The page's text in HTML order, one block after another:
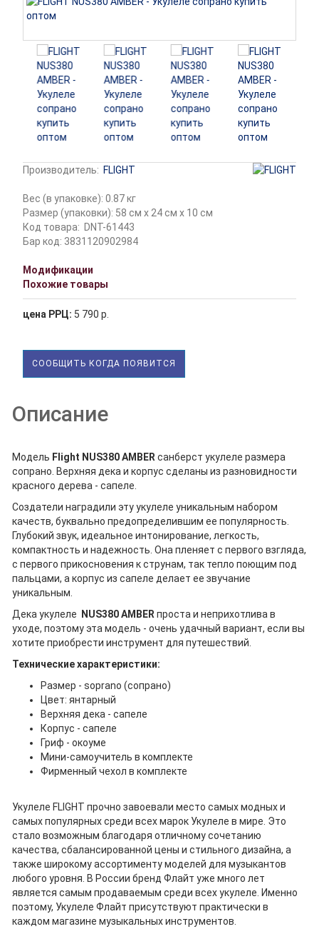
Производитель: FLIGHT
Вес (в упаковке): 0.87 кг
Размер (упаковки): 58 см x 24 см x 10 см
Код товара: DNT-61443
Бар код: 3831120902984
Модификации
Похожие товары
цена РРЦ: 5 790 р.
СООБЩИТЬ КОГДА ПОЯВИТСЯ
Описание
Модель Flight NUS380 AMBERсанберст укулеле размера
сопрано. Верхняя дека и корпус сделаны из разновидности
красного дерева - сапеле.
Создатели наградили эту укулеле уникальным набором
качеств, буквально предопределившим ее популярность.
Глубокий звук, идеальное интонирование, легкость,
компактность и надежность. Она пленяет с первого взгляда,
с первого прикосновения к струнам, так тепло поющим под
пальцами, а корпус из сапеле делает ее звучание
уникальным.
Дека укулеле
NUS380 AMBERпроста и неприхотлива в
уходе, поэтому эта модель - очень удачный вариант, если вы
хотите приобрести инструмент для путешествий.
Технические характеристики:
Размер - soprano (сопрано)
Цвет: янтарный
Верхняя дека - сапеле
Корпус - сапеле
Гриф - окоуме
Мини-самоучитель в комплекте
Фирменный чехол в комплекте
Укулеле FLIGHT прочно завоевали место самых модных и
самых популярных среди всех марок Укулеле в мире. Это
стало возможным благодаря отличному сочетанию
качества, сбалансированной цены и стильного дизайна, а
также широкому ассортименту моделей для музыкантов
любого уровня. В России бренд Флайт уже много лет
является самым продаваемым среди всех укулеле. Именно
поэтому, Укулеле Флайт присутствуют практически в
каждом магазине музыкальных инструментов.